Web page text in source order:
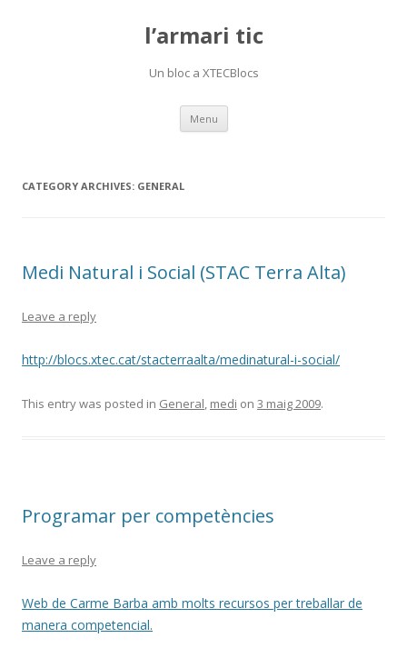
l’armari tic
Un bloc a XTECBlocs
Menu Skip
content
CATEGORY ARCHIVES: GENERAL
Medi Natural i Social (STAC Terra Alta)
Leave a reply
http://blocs.xtec.cat/stacterraalta/medinatural-i-social/
This entry was posted in General, medi on 3 maig 2009.
Programar per competències
Leave a reply
Web de Carme Barba amb molts recursos per treballar de
manera competencial.